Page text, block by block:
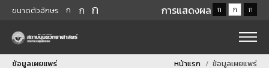
ขนาดตัวอักษร ก ก ก การแสดงผล ก ก ก
ข้อมูลเผยแพร่ หน้าแรก ข้อมูลเผยแพร่